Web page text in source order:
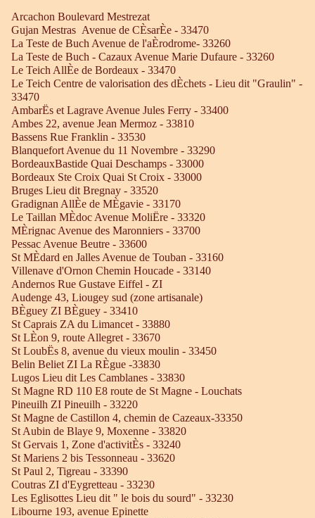
Arcachon Boulevard Mestrezat
Gujan Mestras Avenue de CÈsarÈe - 33470
La Teste de Buch Avenue de l'aÈrodrome- 33260
La Teste de Buch - Cazaux Avenue Marie Dufaure - 33260
Le Teich AllÈe de Bordeaux - 33470
Le Teich Centre de valorisation des dÈchets - Lieu dit "Graulin" -
33470
AmbarËs et Lagrave Avenue Jules Ferry - 33400
Ambes 22, avenue Jean Mermoz - 33810
Bassens Rue Franklin - 33530
Blanquefort Avenue du 11 Novembre - 33290
BordeauxBastide Quai Deschamps - 33000
Bordeaux Ste Croix Quai St Croix - 33000
Bruges Lieu dit Bregnay - 33520
Gradignan AllÈe de MÈgavie - 33170
Le Taillan MÈdoc Avenue MoliËre - 33320
MÈrignac Avenue des Maronniers - 33700
Pessac Avenue Beutre - 33600
St MÈdard en Jalles Avenue de Touban - 33160
Villenave d'Ornon Chemin Houcade - 33140
Andernos Rue Gustave Eiffel - ZI
Audenge 43, Liougey sud (zone artisanale)
BÈguey ZI BÈguey - 33410
St Caprais ZA du Limancet - 33880
St LÈon 9, route Allegret - 33670
St LoubËs 8, avenue du vieux moulin - 33450
Belin Beliet ZI La RÈgue -33830
Lugos Lieu dit Les Camblanes - 33830
St Magne RD 110 E8 route de St Magne - Louchats
Pineuilh ZI Pineuilh - 33220
St Magne de Castillon 4, chemin de Cazeaux-33350
St Aubin de Blaye 9, Moxenne - 33820
St Gervais 1, Zone d'activitÈs - 33240
St Mariens 2 bis Tessonneau - 33620
St Paul 2, Tigreau - 33390
Coutras ZI d'Eygretteau - 33230
Les Eglisottes Lieu dit " le bois du sourd" - 33230
Libourne 193, avenue Epinette